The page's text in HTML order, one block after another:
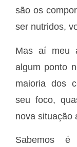
são os
ser nutridos,
Mas aí meu
algum ponto
maioria dos
seu foco,
nova situação
Sabemos